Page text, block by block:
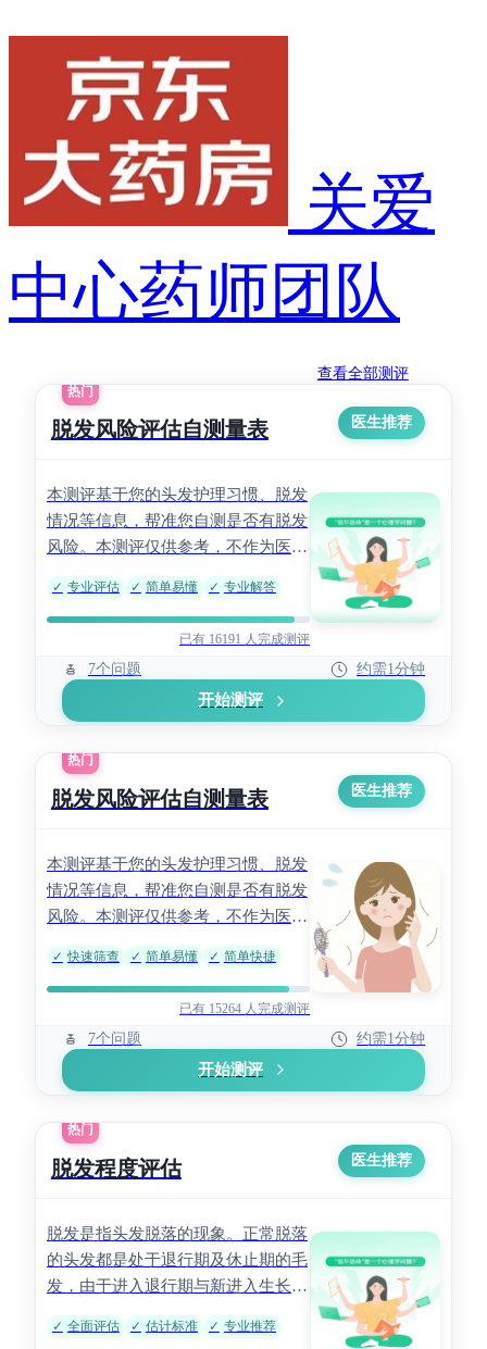
关爱
中心药师团队
查看全部测评
热门
脱发风险评估自测量表 医生推荐
本测评基于您的头发护理习惯、脱发
情况等信息，帮准您自测是否有脱发
风险。本测评仅供参考，不作为医学
诊断依据，具体请结合临床。
✓ 专业评估 ✓ 简单易懂 ✓ 专业解答
已有 16191 人完成测评
7个问题 约需1分钟
开始测评
热门
脱发风险评估自测量表 医生推荐
本测评基于您的头发护理习惯、脱发
情况等信息，帮准您自测是否有脱发
风险。本测评仅供参考，不作为医学
诊断依据，具体请结合临床。
✓ 快速筛查 ✓ 简单易懂 ✓ 简单快捷
已有 15264 人完成测评
7个问题 约需1分钟
开始测评
热门
脱发程度评估 医生推荐
脱发是指头发脱落的现象。正常脱落
的头发都是处于退行期及休止期的毛
发，由于进入退行期与新进入生长期
的毛发不断处于动态平衡，故能维持
正常数量的头发。脱发是正常的新陈
✓ 全面评估 ✓ 估计标准 ✓ 专业推荐